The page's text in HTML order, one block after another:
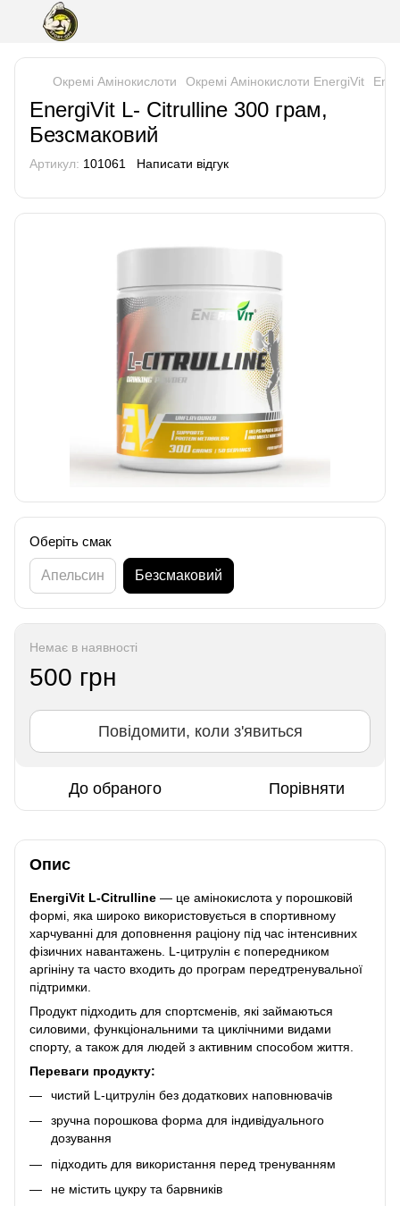
Окремі Амінокислоти Окремі Амінокислоти EnergiVit
EnergiVit L- Citrulline 300 грам,
Безсмаковий
Артикул: 101061 Написати відгук
Оберіть смак
Апельсин Безсмаковий
Немає в наявності
500 грн
Повідомити, коли з'явиться
До обраного Порівняти
Опис
EnergiVit L-Citrulline — це амінокислота у порошковій
формі, яка широко використовується в спортивному
харчуванні для доповнення раціону під час інтенсивних
фізичних навантажень. L-цитрулін є попередником
аргініну та часто входить до програм передтренувальної
підтримки.
Продукт підходить для спортсменів, які займаються
силовими, функціональними та циклічними видами
спорту, а також для людей з активним способом життя.
Переваги продукту:
чистий L-цитрулін без додаткових наповнювачів
зручна порошкова форма для індивідуального
дозування
підходить для використання перед тренуванням
не містить цукру та барвників